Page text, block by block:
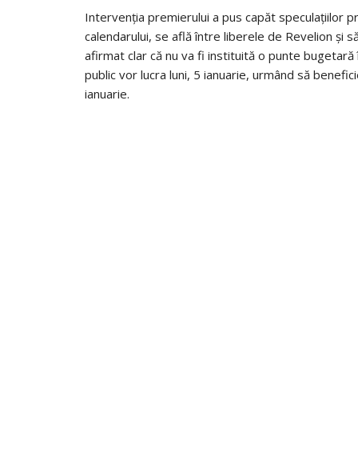
Intervenția premierului a pus capăt speculațiilor
calendarului, se află între liberele de Revelion și
afirmat clar că nu va fi instituită o punte
public vor lucra luni, 5 ianuarie, urmând să
ianuarie.